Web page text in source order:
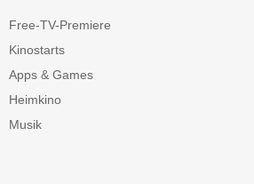
Free-TV-Premiere
Kinostarts
Apps & Games
Heimkino
Musik